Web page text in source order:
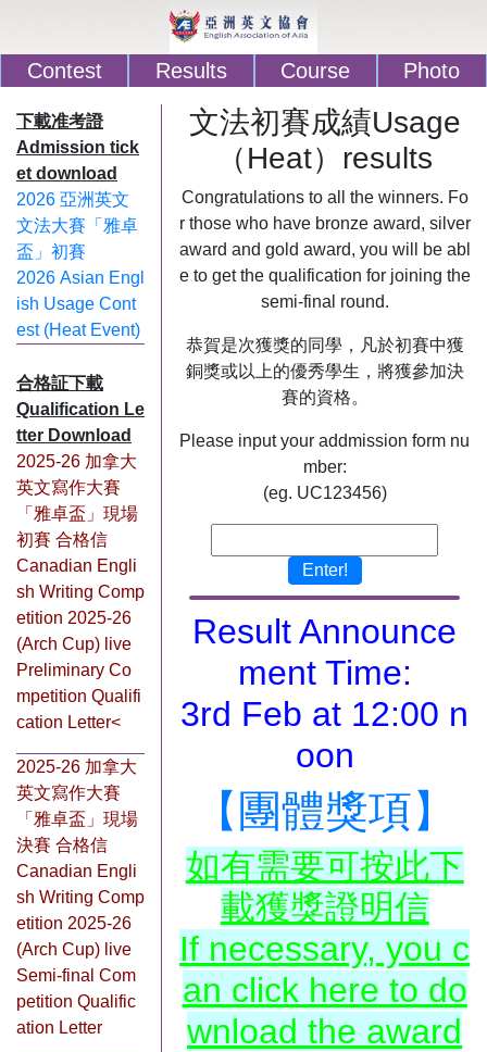
Contest Results Course Photo
下載准考證
Admission tick
et download
2026 亞洲英文
文法大賽「雅卓
盃」初賽
2026 Asian Engl
ish Usage Cont
est (Heat Event)
合格証下載
Qualification Le
tter Download
2025-26 加拿大
英文寫作大賽
「雅卓盃」現場
初賽 合格信
Canadian Engli
sh Writing Comp
etition 2025-26
(Arch Cup) live
Preliminary Co
mpetition Qualifi
cation Letter<
2025-26 加拿大
英文寫作大賽
「雅卓盃」現場
決賽 合格信
Canadian Engli
sh Writing Comp
etition 2025-26
(Arch Cup) live
Semi-final Com
petition Qualific
ation Letter
文法初賽成績Usage
（Heat）results
Congratulations to all the winners. Fo
r those who have bronze award, silver
award and gold award, you will be abl
e to get the qualification for joining the
semi-final round.
恭賀是次獲獎的同學，凡於初賽中獲
銅獎或以上的優秀學生，將獲參加決
賽的資格。
Please input your addmission form nu
mber:
(eg. UC123456)
Enter!
Result Announce
ment Time:
3rd Feb at 12:00 n
oon
【團體獎項】
如有需要可按此下
載獲獎證明信
If necessary, you c
an click here to do
wnload the award